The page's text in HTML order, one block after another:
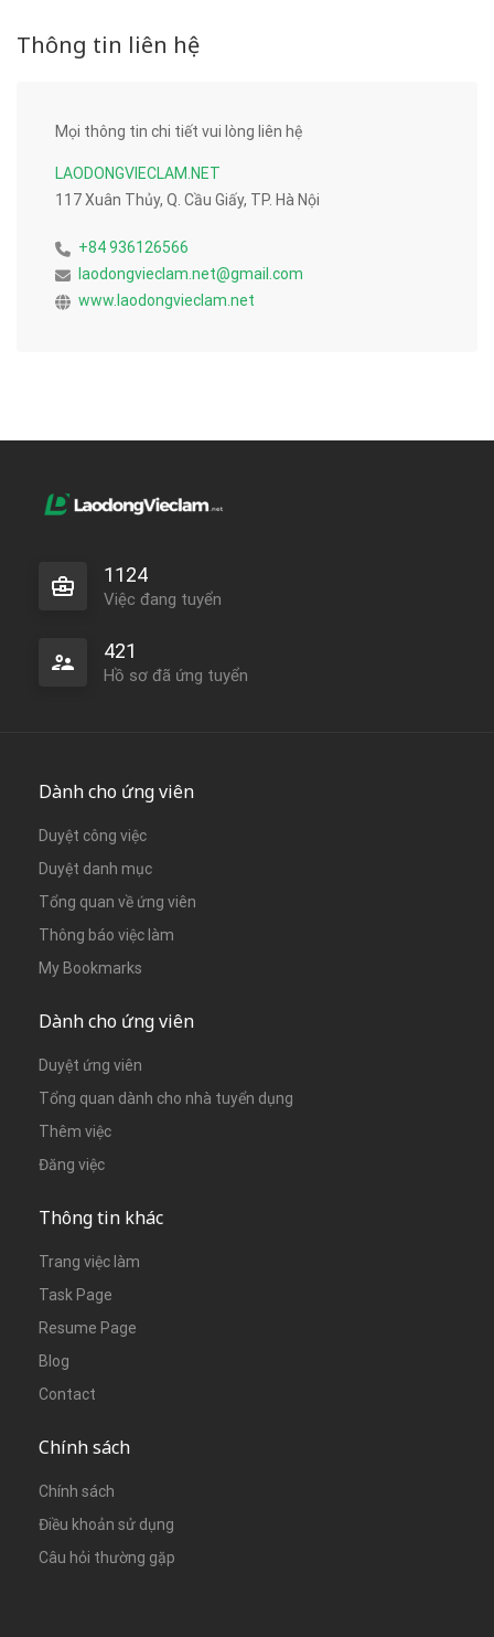
Thông tin liên hệ
Mọi thông tin chi tiết vui lòng liên hệ
LAODONGVIECLAM.NET
117 Xuân Thủy, Q. Cầu Giấy, TP. Hà Nội
+84 936126566
laodongvieclam.net@gmail.com
www.laodongvieclam.net
1124
Việc đang tuyển
421
Hồ sơ đã ứng tuyển
Dành cho ứng viên
Duyệt công việc
Duyệt danh mục
Tổng quan về ứng viên
Thông báo việc làm
My Bookmarks
Dành cho ứng viên
Duyệt ứng viên
Tổng quan dành cho nhà tuyển dụng
Thêm việc
Đăng việc
Thông tin khác
Trang việc làm
Task Page
Resume Page
Blog
Contact
Chính sách
Chính sách
Điều khoản sử dụng
Câu hỏi thường gặp